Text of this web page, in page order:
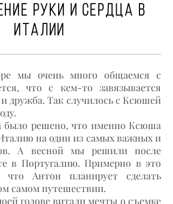
руки и сердца в
италии
мы очень много общаемся с
что с кем-то завязывается
дружба. Так случилось с Ксюшей
было решено, что именно Ксюша
на один из самых важных и
А весной мы решили после
в Португалию. Примерно в это
Антон планирует сделать
самом путешествии.
голове витали мечты о съемке